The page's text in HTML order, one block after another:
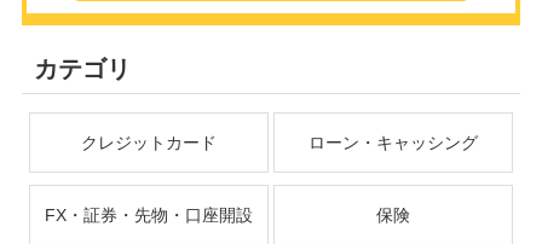
カテゴリ
クレジットカード ローン・キャッシング
FX・証券・先物・口座開設 保険